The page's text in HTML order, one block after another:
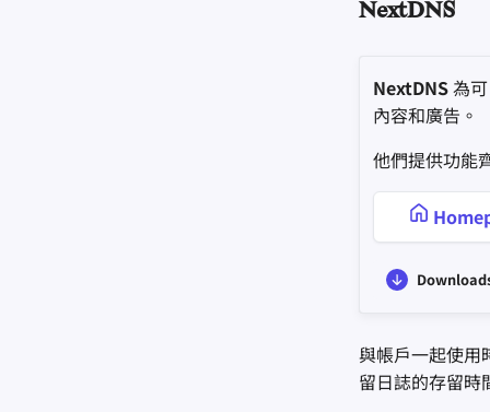
NextDNS
NextDNS為
內容和廣告。
他們提供功能
與帳戶一起使用
留日誌的存留時